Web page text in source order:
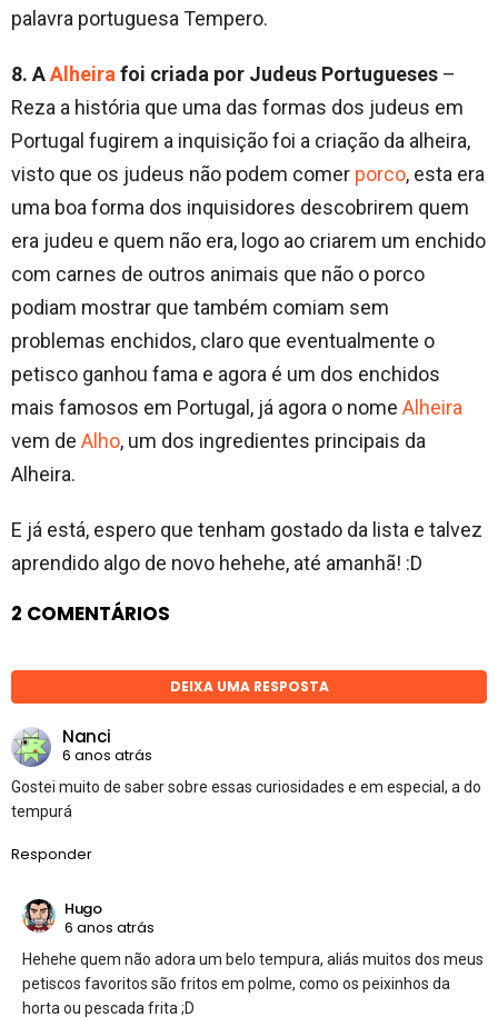
palavra portuguesa Tempero.
8. AAlheira foi criada por Judeus Portugueses –
Reza a história que uma das formas dos judeus em
Portugal fugirem a inquisição foi a criação da alheira,
visto que os judeus não podem comer porco, esta era
uma boa forma dos inquisidores descobrirem quem
era judeu e quem não era, logo ao criarem um enchido
com carnes de outros animais que não o porco
podiam mostrar que também comiam sem
problemas enchidos, claro que eventualmente o
petisco ganhou fama e agora é um dos enchidos
mais famosos em Portugal, já agora o nome Alheira
vem de Alho, um dos ingredientes principais da
Alheira.
E já está, espero que tenham gostado da lista e talvez
aprendido algo de novo hehehe, até amanhã! :D
2 COMENTÁRIOS
DEIXA UMA RESPOSTA
Nanci
6 anos atrás
Gostei muito de saber sobre essas curiosidades e em especial, a do
tempurá
Responder
Hugo
6 anos atrás
Hehehe quem não adora um belo tempura, aliás muitos dos meus
petiscos favoritos são fritos em polme, como os peixinhos da
horta ou pescada frita ;D